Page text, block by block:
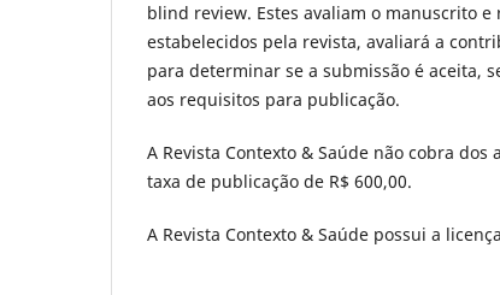
blind review. Estes avaliam o manuscrito
estabelecidos pela revista, avaliará a
para determinar se a submissão é aceita,
aos requisitos para publicação.
A Revista Contexto & Saúde não cobra
taxa de publicação de R$ 600,00.
A Revista Contexto & Saúde possui a licença